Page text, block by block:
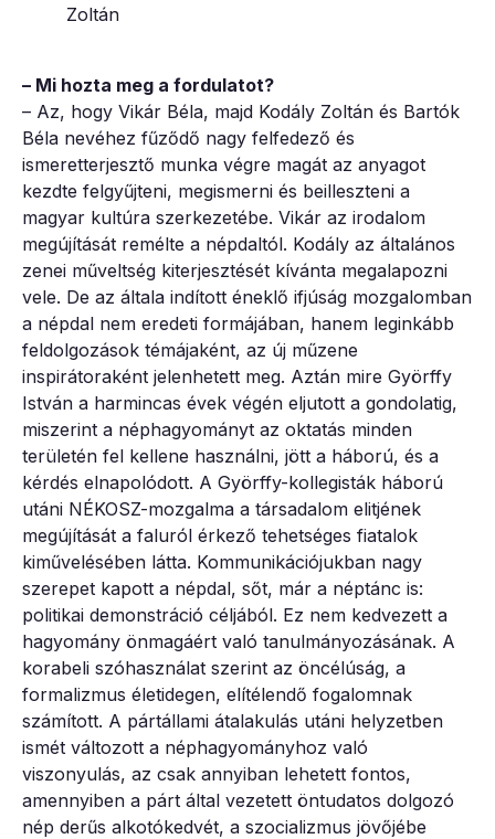
Zoltán
– Mi hozta meg a fordulatot?
– Az, hogy Vikár Béla, majd Kodály Zoltán és Bartók
Béla nevéhez fűződő nagy felfedező és
ismeretterjesztő munka végre magát az anyagot
kezdte felgyűjteni, megismerni és beilleszteni a
magyar kultúra szerkezetébe. Vikár az irodalom
megújítását remélte a népdaltól. Kodály az általános
zenei műveltség kiterjesztését kívánta megalapozni
vele. De az általa indított éneklő ifjúság mozgalomban
a népdal nem eredeti formájában, hanem leginkább
feldolgozások témájaként, az új műzene
inspirátoraként jelenhetett meg. Aztán mire Györffy
István a harmincas évek végén eljutott a gondolatig,
miszerint a néphagyományt az oktatás minden
területén fel kellene használni, jött a háború, és a
kérdés elnapolódott. A Györffy-kollegisták háború
utáni NÉKOSZ-mozgalma a társadalom elitjének
megújítását a faluról érkező tehetséges fiatalok
kiművelésében látta. Kommunikációjukban nagy
szerepet kapott a népdal, sőt, már a néptánc is:
politikai demonstráció céljából. Ez nem kedvezett a
hagyomány önmagáért való tanulmányozásának. A
korabeli szóhasználat szerint az öncélúság, a
formalizmus életidegen, elítélendő fogalomnak
számított. A pártállami átalakulás utáni helyzetben
ismét változott a néphagyományhoz való
viszonyulás, az csak annyiban lehetett fontos,
amennyiben a párt által vezetett öntudatos dolgozó
nép derűs alkotókedvét, a szocializmus jövőjébe